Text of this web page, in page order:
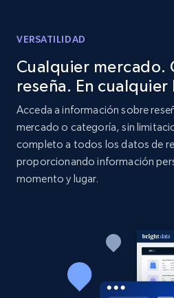
and more.
2.1K+ 353+
Etsy
URL, Product id, Listing
Reviews count shop,
322+
VERSATILIDAD
Cualquier mercado.
reseña. En cualquier
Acceda a información sobre
mercado o categoría, sin
completo a todos los datos de
proporcionando información
momento y lugar.